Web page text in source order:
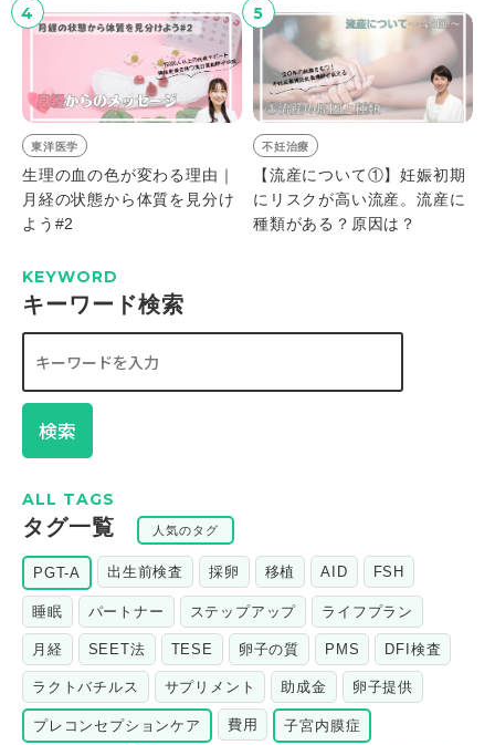
ジンクス、徹底解説！
4
東洋医学
生理の血の色が変わる理由｜
月経の状態から体質を見分け
よう#2
5
不妊治療
【流産について①】妊娠初期
にリスクが高い流産。流産に
種類がある？原因は？
KEYWORD
キーワード検索
検索
ALL TAGS
タグ一覧 人気のタグ
PGT-A 出生前検査 採卵 移植 AID FSH
睡眠 パートナー ステップアップ ライフプラン
月経 SEET法 TESE 卵子の質 PMS DFI検査
ラクトバチルス サプリメント 助成金 卵子提供
プレコンセプションケア 費用 子宮内膜症